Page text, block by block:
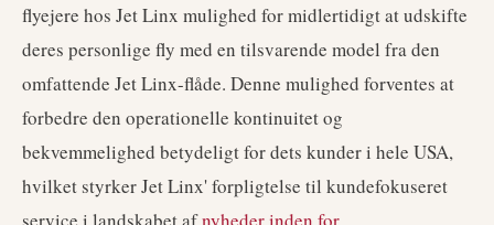
flyejere hos Jet Linx mulighed for midlertidigt at udskifte
deres personlige fly med en tilsvarende model fra den
omfattende Jet Linx-flåde. Denne mulighed forventes at
forbedre den operationelle kontinuitet og
bekvemmelighed betydeligt for dets kunder i hele USA,
hvilket styrker Jet Linx' forpligtelse til kundefokuseret